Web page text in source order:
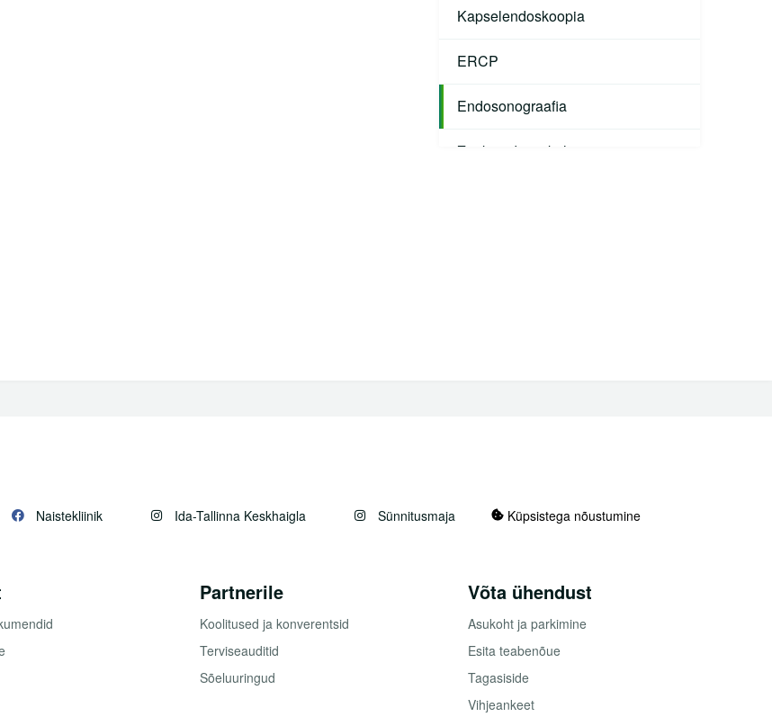
Kapselendoskoopia
ERCP
Endosonograafia
Zenkeri divertikulotoomia
Naistekliinik Ida-Tallinna Keskhaigla Sünnitusmaja Küpsistega nõustumine
Partnerile
Koolitused ja konverentsid
Terviseauditid
Sõeluuringud
Võta ühendust
Asukoht ja parkimine
Esita teabenõue
Tagasiside
Vihjeankeet